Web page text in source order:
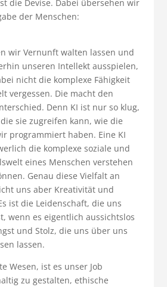
die Devise. Dabei übersehen wir
der Menschen:
wir Vernunft walten lassen und
unseren Intellekt ausspielen,
nicht die komplexe Fähigkeit
vergessen. Die macht den
Denn KI ist nur so klug,
sie zugreifen kann, wie die
programmiert haben. Eine KI
die komplexe soziale und
eines Menschen verstehen
Genau diese Vielfalt an
uns aber Kreativität und
ist die Leidenschaft, die uns
wenn es eigentlich aussichtslos
und Stolz, die uns über uns
lassen.
Wesen, ist es unser Job
zu gestalten, ethische